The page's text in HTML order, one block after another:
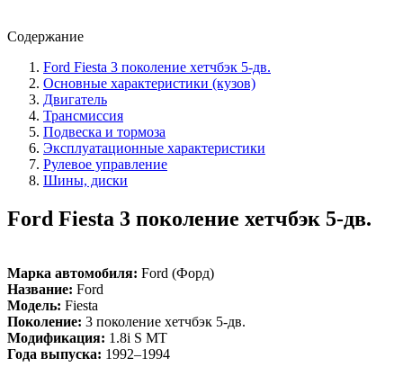
Содержание
Ford Fiesta 3 поколение хетчбэк 5-дв.
Основные характеристики (кузов)
Двигатель
Трансмиссия
Подвеска и тормоза
Эксплуатационные характеристики
Рулевое управление
Шины, диски
Ford Fiesta 3 поколение хетчбэк 5-дв.
Марка автомобиля: Ford (Форд)
Название: Ford
Модель: Fiesta
Поколение: 3 поколение хетчбэк 5-дв.
Модификация: 1.8i S MT
Года выпуска: 1992–1994